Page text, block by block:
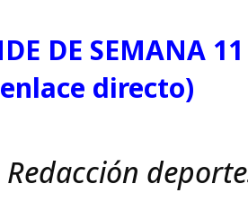
DE SEMANA
directo)
Redacción